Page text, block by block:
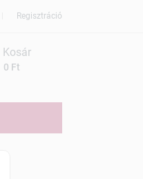
Regisztráció
0 Ft
Kosár